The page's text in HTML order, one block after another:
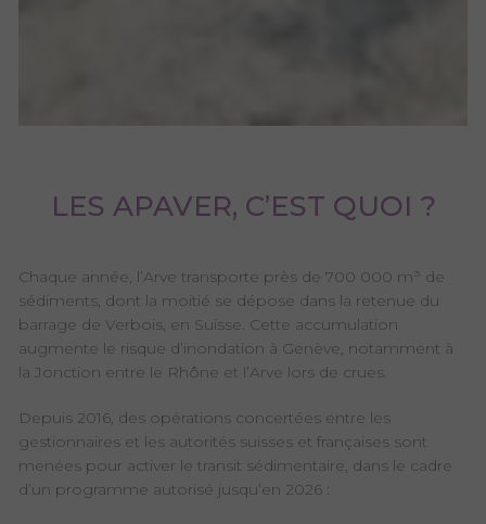
LES APAVER, C’EST QUOI ?
Chaque année, l’Arve transporte près de 700 000 m³ de
sédiments, dont la moitié se dépose dans la retenue du
barrage de Verbois, en Suisse. Cette accumulation
augmente le risque d’inondation à Genève, notamment à
la Jonction entre le Rhône et l’Arve lors de crues.
Depuis 2016, des opérations concertées entre les
gestionnaires et les autorités suisses et françaises sont
menées pour activer le transit sédimentaire, dans le cadre
d’un programme autorisé jusqu’en 2026 :